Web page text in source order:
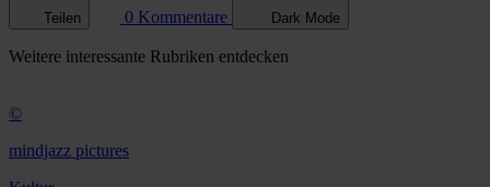
Teilen 0 Kommentare Dark Mode
Weitere interessante Rubriken entdecken
©
mindjazz pictures